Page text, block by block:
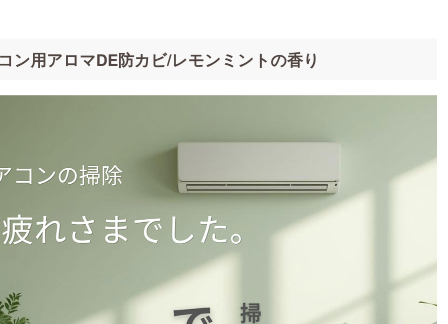
ン用アロマDE防カビ/レモンミントの香り